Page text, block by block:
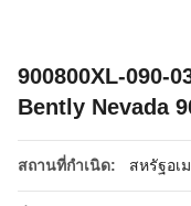
900800XL-090-
Bently Nevada
สถานที่กำเนิด: สหรัฐอเ